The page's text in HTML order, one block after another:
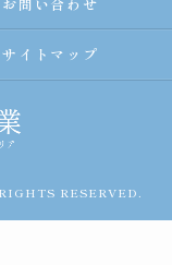
サイトマップ
RESERVED.